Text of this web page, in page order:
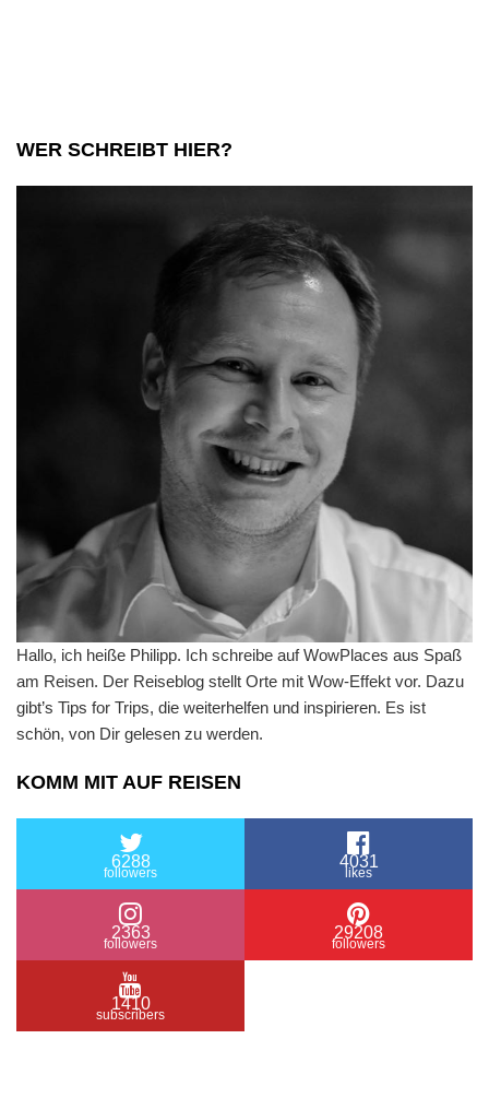
WER SCHREIBT HIER?
Hallo, ich heiße Philipp. Ich schreibe auf WowPlaces aus Spaß
am Reisen. Der Reiseblog stellt Orte mit Wow-Effekt vor. Dazu
gibt’s Tips for Trips, die weiterhelfen und inspirieren. Es ist
schön, von Dir gelesen zu werden.
KOMM MIT AUF REISEN
6288
followers
4031
likes
2363
followers
29208
followers
1410
subscribers